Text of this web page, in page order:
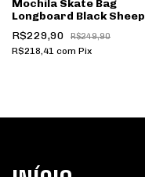
Mochila Skate Bag
Longboard Black Sheep
R$229,90
R$249,90
R$218,41 com Pix